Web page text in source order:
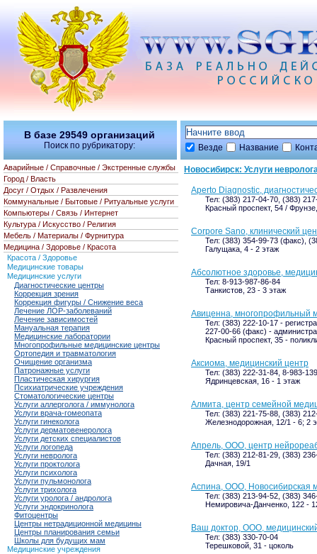
Везде Название
Новосибирск: Услуги
Apertо Diagnostic,
Тел: (383) 217-04-70, (383)
Красный проспект, 54 /
Corpore Sano, клинический
Тел: (383) 354-99-73 (факс),
Галущака, 4 - 2 этаж
Абсолютное здоровье,
Тел: 8-913-987-86-84
Танкистов, 23 - 3 этаж
Авиценна, многопрофильный
Тел: (383) 222-10-17 -
227-00-66 (факс) -
Красный проспект, 35 -
Аксиома, медицинский центр
Тел: (383) 222-31-84, 8-983-
Ядринцевская, 16 - 1 этаж
Алмита, центр семейной
Тел: (383) 221-75-88, (383)
Железнодорожная, 12/1 - 6; 2
Апрель, ООО, центр
Тел: (383) 212-81-29, (383)
Дачная, 19/1
Аспина, ООО, Новосибирская
Тел: (383) 213-94-52, (383)
Немировича-Данченко, 122 -
Ваш доктор, ООО,
Тел: (383) 330-70-04
Терешковой, 31 - цоколь
В базе 29549 организаций
Поиск по рубрикатору:
Аварийные / Справочные / Экстренные службы
Город / Власть
Досуг / Отдых / Развлечения
Коммунальные / Бытовые / Ритуальные услуги
Компьютеры / Связь / Интернет
Культура / Искусство / Религия
Мебель / Материалы / Фурнитура
Медицина / Здоровье / Красота
Красота / Здоровье
Медицинские товары
Медицинские услуги
Диагностические центры
Коррекция зрения
Коррекция фигуры / Снижение веса
Лечение ЛОР-заболеваний
Лечение зависимостей
Мануальная терапия
Медицинские лаборатории
Многопрофильные медицинские центры
Ортопедия и травматология
Очищение организма
Патронажные услуги
Пластическая хирургия
Психиатрические учреждения
Стоматологические центры
Услуги аллерголога / иммунолога
Услуги врача-гомеопата
Услуги гинеколога
Услуги дерматовенеролога
Услуги детских специалистов
Услуги логопеда
Услуги невролога
Услуги проктолога
Услуги психолога
Услуги пульмонолога
Услуги трихолога
Услуги уролога / андролога
Услуги эндокринолога
Фитоцентры
Центры нетрадиционной медицины
Центры планирования семьи
Школы для будущих мам
Медицинские учреждения